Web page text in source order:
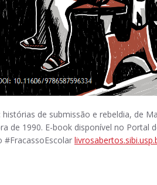
de submissão e rebeldia, de
de 1990. E-book disponível no Portal
#FracassoEscolar